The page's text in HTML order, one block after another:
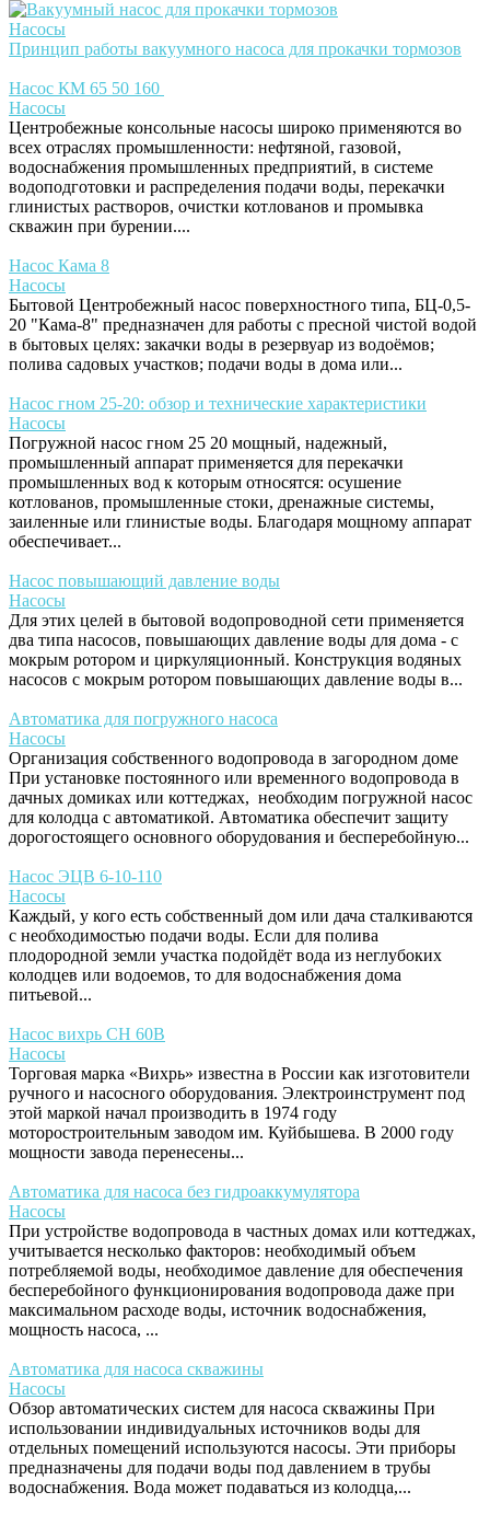
Насосы
Принцип работы вакуумного насоса для прокачки тормозов
Насос КМ 65 50 160
Насосы
Центробежные консольные насосы широко применяются во
всех отраслях промышленности: нефтяной, газовой,
водоснабжения промышленных предприятий, в системе
водоподготовки и распределения подачи воды, перекачки
глинистых растворов, очистки котлованов и промывка
скважин при бурении....
Насос Кама 8
Насосы
Бытовой Центробежный насос поверхностного типа, БЦ-0,5-
20 "Кама-8" предназначен для работы с пресной чистой водой
в бытовых целях: закачки воды в резервуар из водоёмов;
полива садовых участков; подачи воды в дома или...
Насос гном 25-20: обзор и технические характеристики
Насосы
Погружной насос гном 25 20 мощный, надежный,
промышленный аппарат применяется для перекачки
промышленных вод к которым относятся: осушение
котлованов, промышленные стоки, дренажные системы,
заиленные или глинистые воды. Благодаря мощному аппарат
обеспечивает...
Насос повышающий давление воды
Насосы
Для этих целей в бытовой водопроводной сети применяется
два типа насосов, повышающих давление воды для дома - с
мокрым ротором и циркуляционный. Конструкция водяных
насосов с мокрым ротором повышающих давление воды в...
Автоматика для погружного насоса
Насосы
Организация собственного водопровода в загородном доме
При установке постоянного или временного водопровода в
дачных домиках или коттеджах, необходим погружной насос
для колодца с автоматикой. Автоматика обеспечит защиту
дорогостоящего основного оборудования и бесперебойную...
Насос ЭЦВ 6-10-110
Насосы
Каждый, у кого есть собственный дом или дача сталкиваются
с необходимостью подачи воды. Если для полива
плодородной земли участка подойдёт вода из неглубоких
колодцев или водоемов, то для водоснабжения дома
питьевой...
Насос вихрь СН 60В
Насосы
Торговая марка «Вихрь» известна в России как изготовители
ручного и насосного оборудования. Электроинструмент под
этой маркой начал производить в 1974 году
моторостроительным заводом им. Куйбышева. В 2000 году
мощности завода перенесены...
Автоматика для насоса без гидроаккумулятора
Насосы
При устройстве водопровода в частных домах или коттеджах,
учитывается несколько факторов: необходимый объем
потребляемой воды, необходимое давление для обеспечения
бесперебойного функционирования водопровода даже при
максимальном расходе воды, источник водоснабжения,
мощность насоса, ...
Автоматика для насоса скважины
Насосы
Обзор автоматических систем для насоса скважины При
использовании индивидуальных источников воды для
отдельных помещений используются насосы. Эти приборы
предназначены для подачи воды под давлением в трубы
водоснабжения. Вода может подаваться из колодца,...